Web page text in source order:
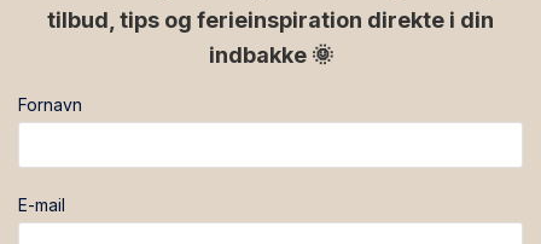
tilbud, tips og ferieinspiration direkte i din
indbakke 🌞
Fornavn
E-mail